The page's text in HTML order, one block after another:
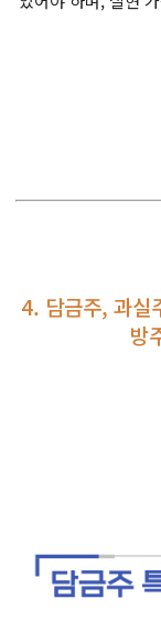
4. 담금주, 과실
방